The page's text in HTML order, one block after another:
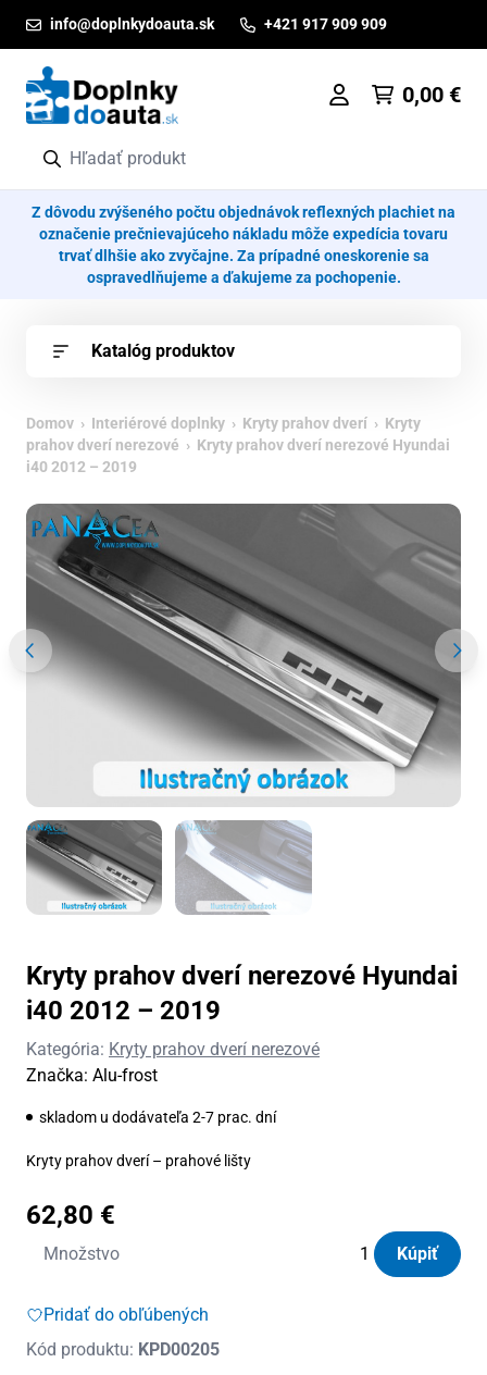
info@doplnkydoauta.sk +421 917 909 909
0,00 €
Z dôvodu zvýšeného počtu objednávok reflexných plachiet na
označenie prečnievajúceho nákladu môže expedícia tovaru
trvať dlhšie ako zvyčajne. Za prípadné oneskorenie sa
ospravedlňujeme a ďakujeme za pochopenie.
Katalóg produktov
Domov › Interiérové doplnky › Kryty prahov dverí › Kryty
prahov dverí nerezové › Kryty prahov dverí nerezové Hyundai
i40 2012 – 2019
Kryty prahov dverí nerezové Hyundai
i40 2012 – 2019
Kategória: Kryty prahov dverí nerezové
Značka: Alu-frost
skladom u dodávateľa 2-7 prac. dní
Kryty prahov dverí – prahové lišty
62,80 €
Množstvo
množstvo
prahov
nerezové
Kúpiť
Pridať do obľúbených
Kód produktu: KPD00205